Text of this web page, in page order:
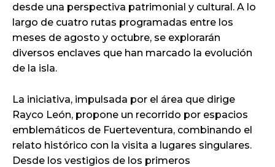
desde una perspectiva patrimonial y cultural. A lo
largo de cuatro rutas programadas entre los
meses de agosto y octubre, se explorarán
diversos enclaves que han marcado la evolución
de la isla.
La iniciativa, impulsada por el área que dirige
Rayco León, propone un recorrido por espacios
emblemáticos de Fuerteventura, combinando el
relato histórico con la visita a lugares singulares.
Desde los vestigios de los primeros